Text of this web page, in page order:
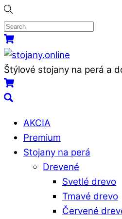
Skip
to
content
MenuKošík
Štýlové stojany na perá a
Košík
Search
AKCIA
Premium
Stojany na perá
Drevené
Svetlé drevo
Tmavé drevo
Červené